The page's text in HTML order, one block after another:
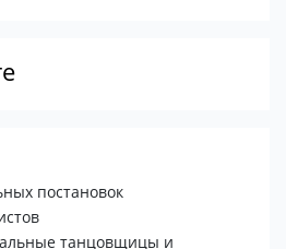
постановок
танцовщицы и